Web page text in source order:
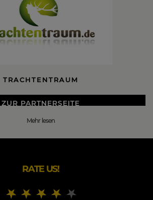
TRACHTENTRAUM
ZUR PARTNERSEITE
modernen Farben und stylischen
Mehr lesen
RATE US!